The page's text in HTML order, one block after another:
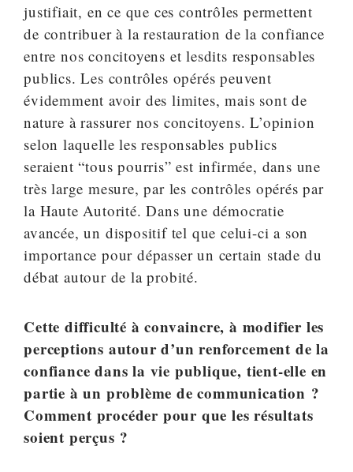
justifiait, en ce que ces contrôles permettent
de contribuer à la restauration de la confiance
entre nos concitoyens et lesdits responsables
publics. Les contrôles opérés peuvent
évidemment avoir des limites, mais sont de
nature à rassurer nos concitoyens. L’opinion
selon laquelle les responsables publics
seraient “tous pourris” est infirmée, dans une
très large mesure, par les contrôles opérés par
la Haute Autorité. Dans une démocratie
avancée, un dispositif tel que celui-ci a son
importance pour dépasser un certain stade du
débat autour de la probité.
Cette difficulté à convaincre, à modifier les
perceptions autour d’un renforcement de la
confiance dans la vie publique, tient-elle en
partie à un problème de communication ?
Comment procéder pour que les résultats
soient perçus ?